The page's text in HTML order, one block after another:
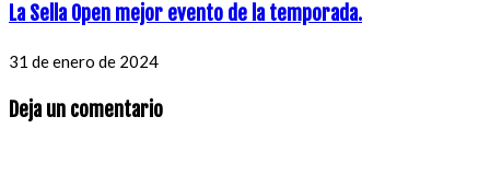
La Sella Open mejor evento de la temporada.
31 de enero de 2024
Deja un comentario